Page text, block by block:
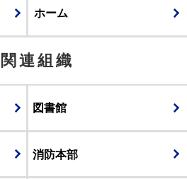
ホーム
連組織
図書館
消防本部